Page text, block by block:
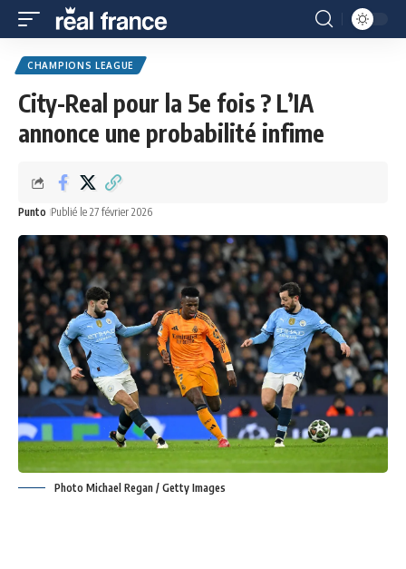
CHAMPIONS LEAGUE
City-Real pour la 5e fois ? L’IA
annonce une probabilité infime
Punto Publié le 27 février 2026
Photo Michael Regan / Getty Images